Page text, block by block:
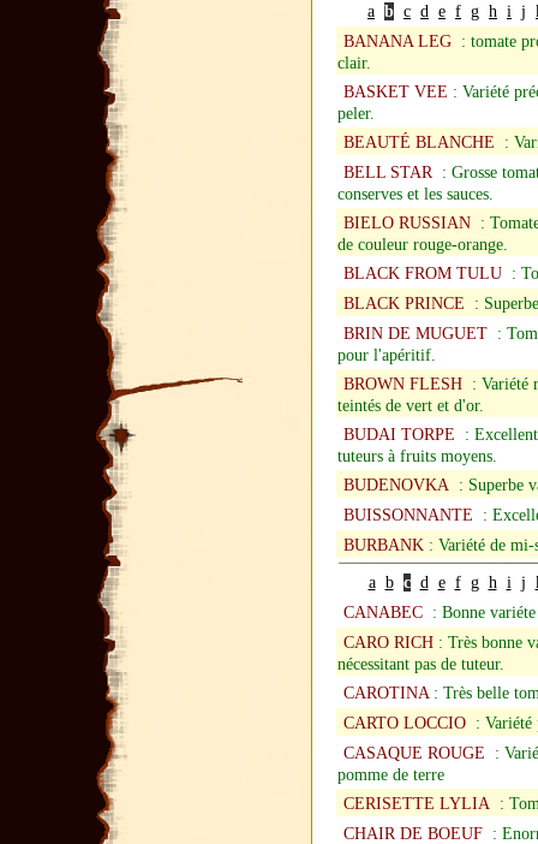
a b c d e f g h i j
BANANA LEG : tomate
clair.
BASKET VEE : Variété
peler.
BEAUTÉ BLANCHE :
BELL STAR : Grosse
conserves et les sauces.
BIELO RUSSIAN :
de couleur rouge-orange.
BLACK FROM TULU :
BLACK PRINCE :
BRIN DE MUGUET :
pour l'apéritif.
BROWN FLESH : Variété
teintés de vert et d'or.
BUDAI TORPE :
tuteurs à fruits moyens.
BUDENOVKA : Superbe
BUISSONNANTE :
BURBANK : Variété de
a b c d e f g h i j
CANABEC : Bonne
CARO RICH : Très bonne
nécessitant pas de tuteur.
CAROTINA : Très belle
CARTO LOCCIO : Variété
CASAQUE ROUGE :
pomme de terre
CERISETTE LYLIA :
CHAIR DE BOEUF :